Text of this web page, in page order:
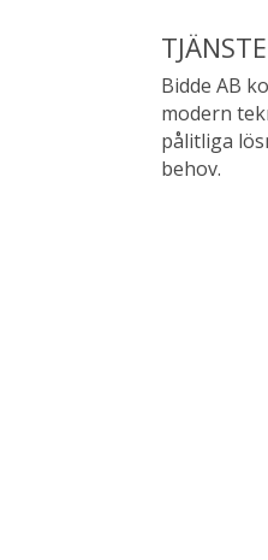
Bidde AB
modern
pålitliga
behov.